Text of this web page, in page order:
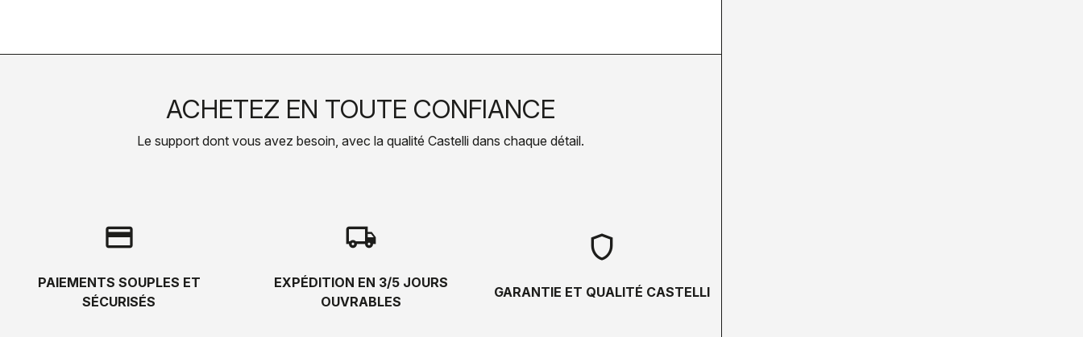
ACHETEZ EN TOUTE CONFIANCE
Le support dont vous avez besoin, avec la qualité Castelli dans chaque détail.
credit_card
PAIEMENTS SOUPLES ET
SÉCURISÉS
local_shipping
EXPÉDITION EN 3/5 JOURS
OUVRABLES
shield
GARANTIE ET QUALITÉ CASTELLI